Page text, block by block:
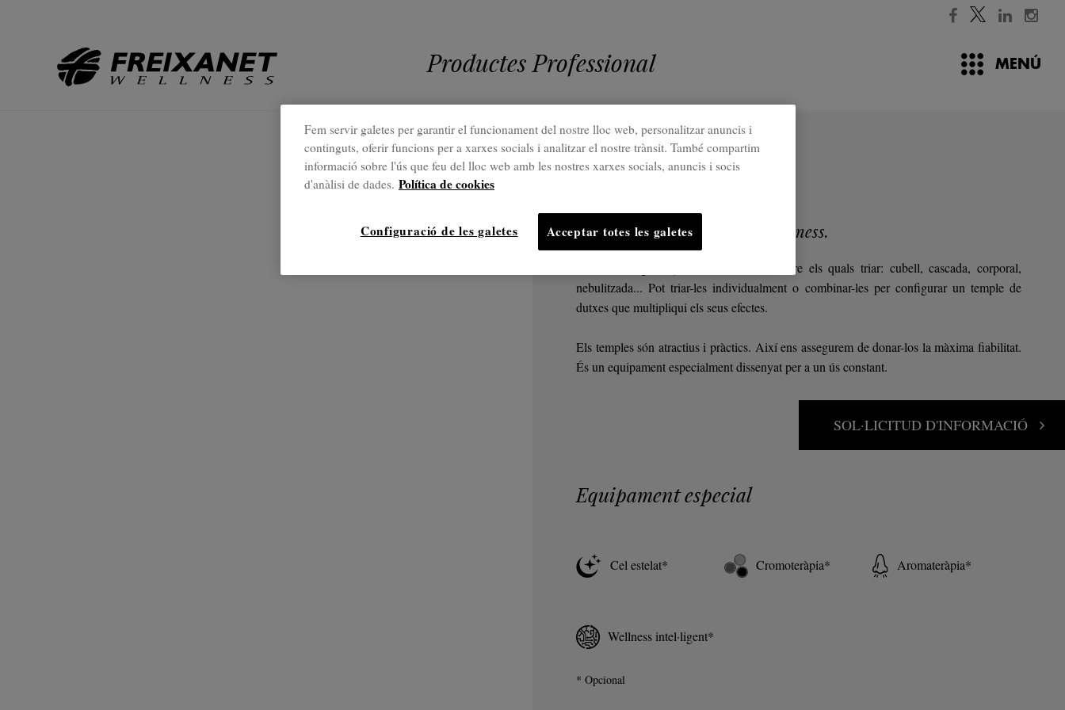
Productes Professional MENÚ
Tornar a Professional
Professional
Dutxes
L'expressió més senzilla del wellness.
Oferim una gran quantitat de models entre els quals triar: cubell, cascada, corporal,
nebulitzada... Pot triar-les individualment o combinar-les per configurar un temple de
dutxes que multipliqui els seus efectes.
Els temples són atractius i pràctics. Així ens assegurem de donar-los la màxima fiabilitat.
És un equipament especialment dissenyat per a un ús constant.
SOL·LICITUD D'INFORMACIÓ
Equipament especial
Cel estelat* Cromoteràpia* Aromateràpia*
Wellness intel·ligent*
* Opcional
Fem servir galetes per garantir el funcionament del nostre lloc web, personalitzar anuncis i
continguts, oferir funcions per a xarxes socials i analitzar el nostre trànsit. També compartim
informació sobre l'ús que feu del lloc web amb les nostres xarxes socials, anuncis i socis
d'anàlisi de dades. Política de cookies
Acceptar totes les galetes
Configuració de les galetes